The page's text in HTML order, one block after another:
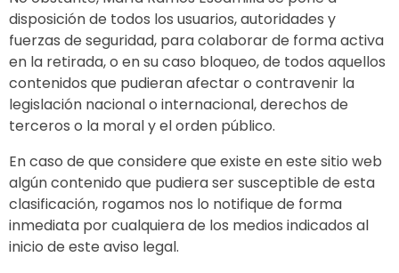
disposición de todos los usuarios, autoridades y
fuerzas de seguridad, para colaborar de forma activa
en la retirada, o en su caso bloqueo, de todos aquellos
contenidos que pudieran afectar o contravenir la
legislación nacional o internacional, derechos de
terceros o la moral y el orden público.
En caso de que considere que existe en este sitio web
algún contenido que pudiera ser susceptible de esta
clasificación, rogamos nos lo notifique de forma
inmediata por cualquiera de los medios indicados al
inicio de este aviso legal.